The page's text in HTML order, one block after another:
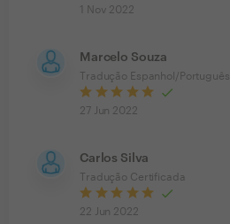
1 Nov 2022
Marcelo Souza
Tradução Espanhol/Português
27 Jun 2022
Carlos Silva
Tradução Certificada
22 Jun 2022